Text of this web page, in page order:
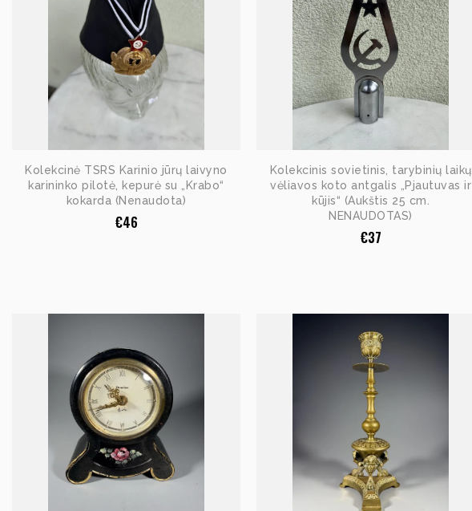
Kolekcinė TSRS Karinio jūrų laivyno
karininko pilotė, kepurė su „Krabo“
kokarda (Nenaudota)
€46
Kolekcinis sovietinis, tarybinių laikų
vėliavos koto antgalis „Pjautuvas ir
kūjis“ (Aukštis 25 cm.
NENAUDOTAS)
€37